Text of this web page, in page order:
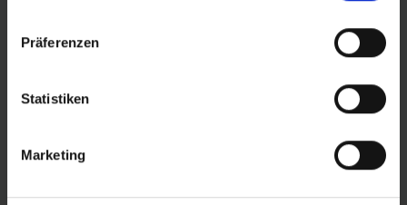
Präferenzen
Statistiken
Marketing
Finde noch schneller deinen perfekten Reifen.